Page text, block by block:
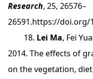
Research, 25, 26576–
26591.https://doi.org/
18. Lei Ma, Fei
2014. The effects of
on the vegetation,